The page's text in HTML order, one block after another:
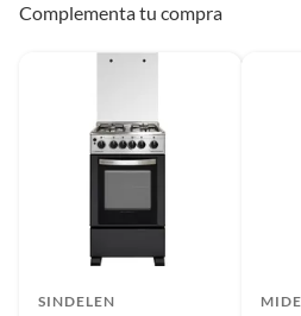
Complementa tu compra
SINDELEN